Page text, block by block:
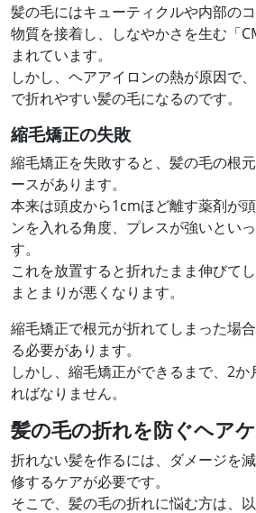
髪の毛にはキューティクルや内部の
物質を接着し、しなやかさを生む「
まれています。
しかし、ヘアアイロンの熱が原因で
で折れやすい髪の毛になるのです。
縮毛矯正の失敗
縮毛矯正を失敗すると、髪の毛の根
ースがあります。
本来は頭皮から1cmほど離す薬剤が
ンを入れる角度、プレスが強いとい
す。
これを放置すると折れたまま伸びて
まとまりが悪くなります。
縮毛矯正で根元が折れてしまった場
る必要があります。
しかし、縮毛矯正ができるまで、2
ればなりません。
髪の毛の折れを防ぐヘア
折れない髪を作るには、ダメージを
修するケアが必要です。
そこで、髪の毛の折れに悩む方は、